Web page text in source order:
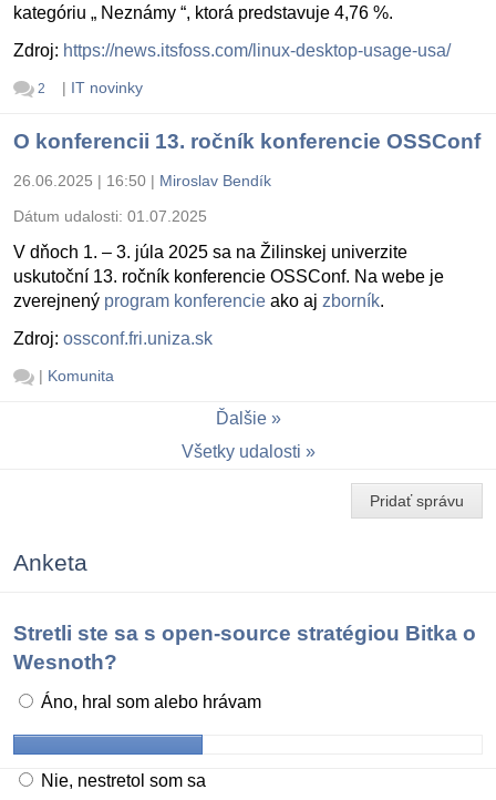
kategóriu „ Neznámy “, ktorá predstavuje 4,76 %.
Zdroj: https://news.itsfoss.com/linux-desktop-usage-usa/
2 | IT novinky
O konferencii 13. ročník konferencie OSSConf
26.06.2025 | 16:50 | Miroslav Bendík
Dátum udalosti: 01.07.2025
V dňoch 1. – 3. júla 2025 sa na Žilinskej univerzite
uskutoční 13. ročník konferencie OSSConf. Na webe je
zverejnený program konferencie ako aj zborník.
Zdroj: ossconf.fri.uniza.sk
| Komunita
Ďalšie
Všetky udalosti
Pridať správu
Anketa
Stretli ste sa s open-source stratégiou Bitka o
Wesnoth?
Áno, hral som alebo hrávam
Nie, nestretol som sa